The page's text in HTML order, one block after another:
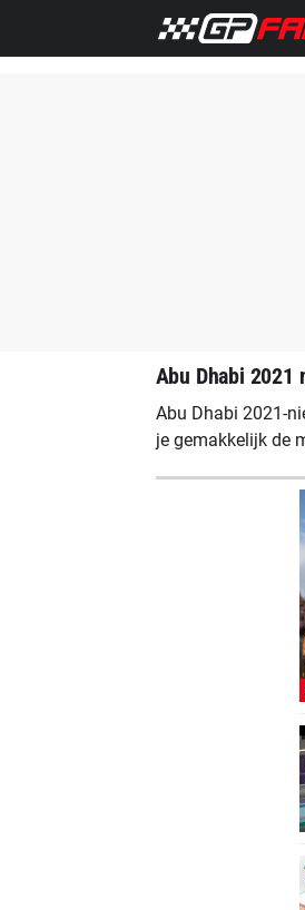
F1 Nieuws Max
Abu Dhabi 2021
Abu Dhabi 2021-
je gemakkelijk de